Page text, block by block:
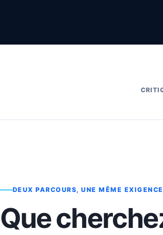
DEUX PARCOURS, UNE MÊME EXIGENCE
Que